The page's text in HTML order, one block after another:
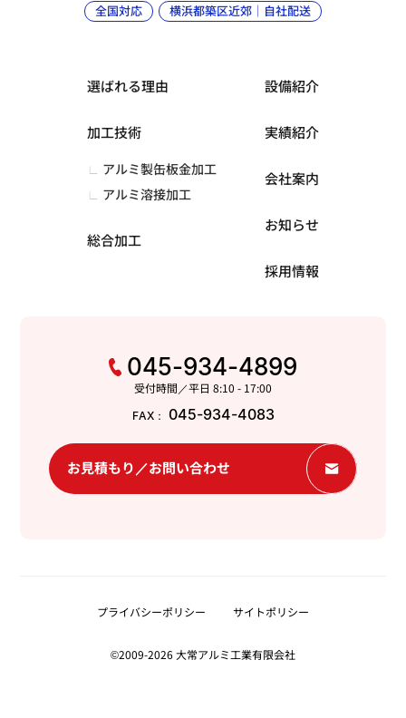
全国対応 横浜都築区近郊｜自社配送
選ばれる理由
加工技術
アルミ製缶板金加工
アルミ溶接加工
総合加工
設備紹介
実績紹介
会社案内
お知らせ
採用情報
045-934-4899
受付時間／平日 8:10 - 17:00
FAX： 045-934-4083
お見積もり／お問い合わせ
プライバシーポリシー サイトポリシー
©2009-2026 大常アルミ工業有限会社